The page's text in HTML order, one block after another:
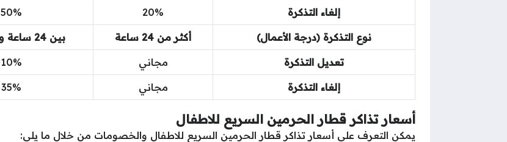
إلغاء التذكرة 20%
50%
نوع التذكرة (درجة الأعمال) أكثر من 24 ساعة بين 24 ساعة و20 دقيقة
تعديل التذكرة مجاني 10%
إلغاء التذكرة مجاني 35%
أسعار تذاكر قطار الحرمين السريع للاطفال
يمكن التعرف على أسعار تذاكر قطار الحرمين السريع للاطفال والخصومات من خلال ما يلي: